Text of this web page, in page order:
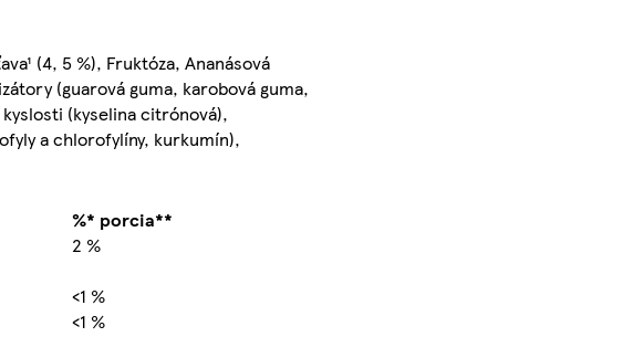
(4, 5 %), Fruktóza, Ananásová
(guarová guma, karobová guma,
(kyselina citrónová),
a chlorofylíny, kurkumín),
%* porcia**
2 %
<1 %
<1 %